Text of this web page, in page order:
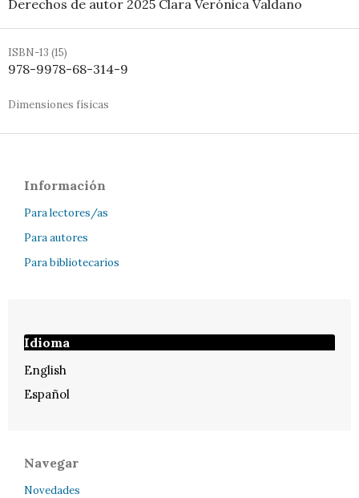
Derechos de autor 2025 Clara Verónica Valdano
ISBN-13 (15)
978-9978-68-314-9
Dimensiones físicas
Información
Para lectores/as
Para autores
Para bibliotecarios
Idioma
English
Español
Navegar
Novedades